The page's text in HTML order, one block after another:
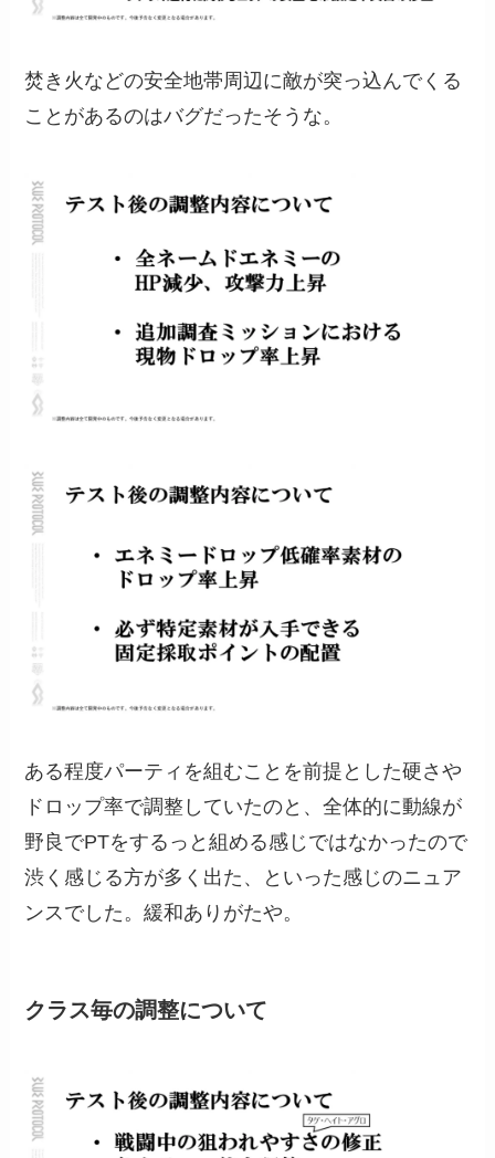
焚き火などの安全地帯周辺に敵が突っ込んでくる
ことがあるのはバグだったそうな。
ある程度パーティを組むことを前提とした硬さや
ドロップ率で調整していたのと、全体的に動線が
野良でPTをするっと組める感じではなかったので
渋く感じる方が多く出た、といった感じのニュア
ンスでした。緩和ありがたや。
クラス毎の調整について